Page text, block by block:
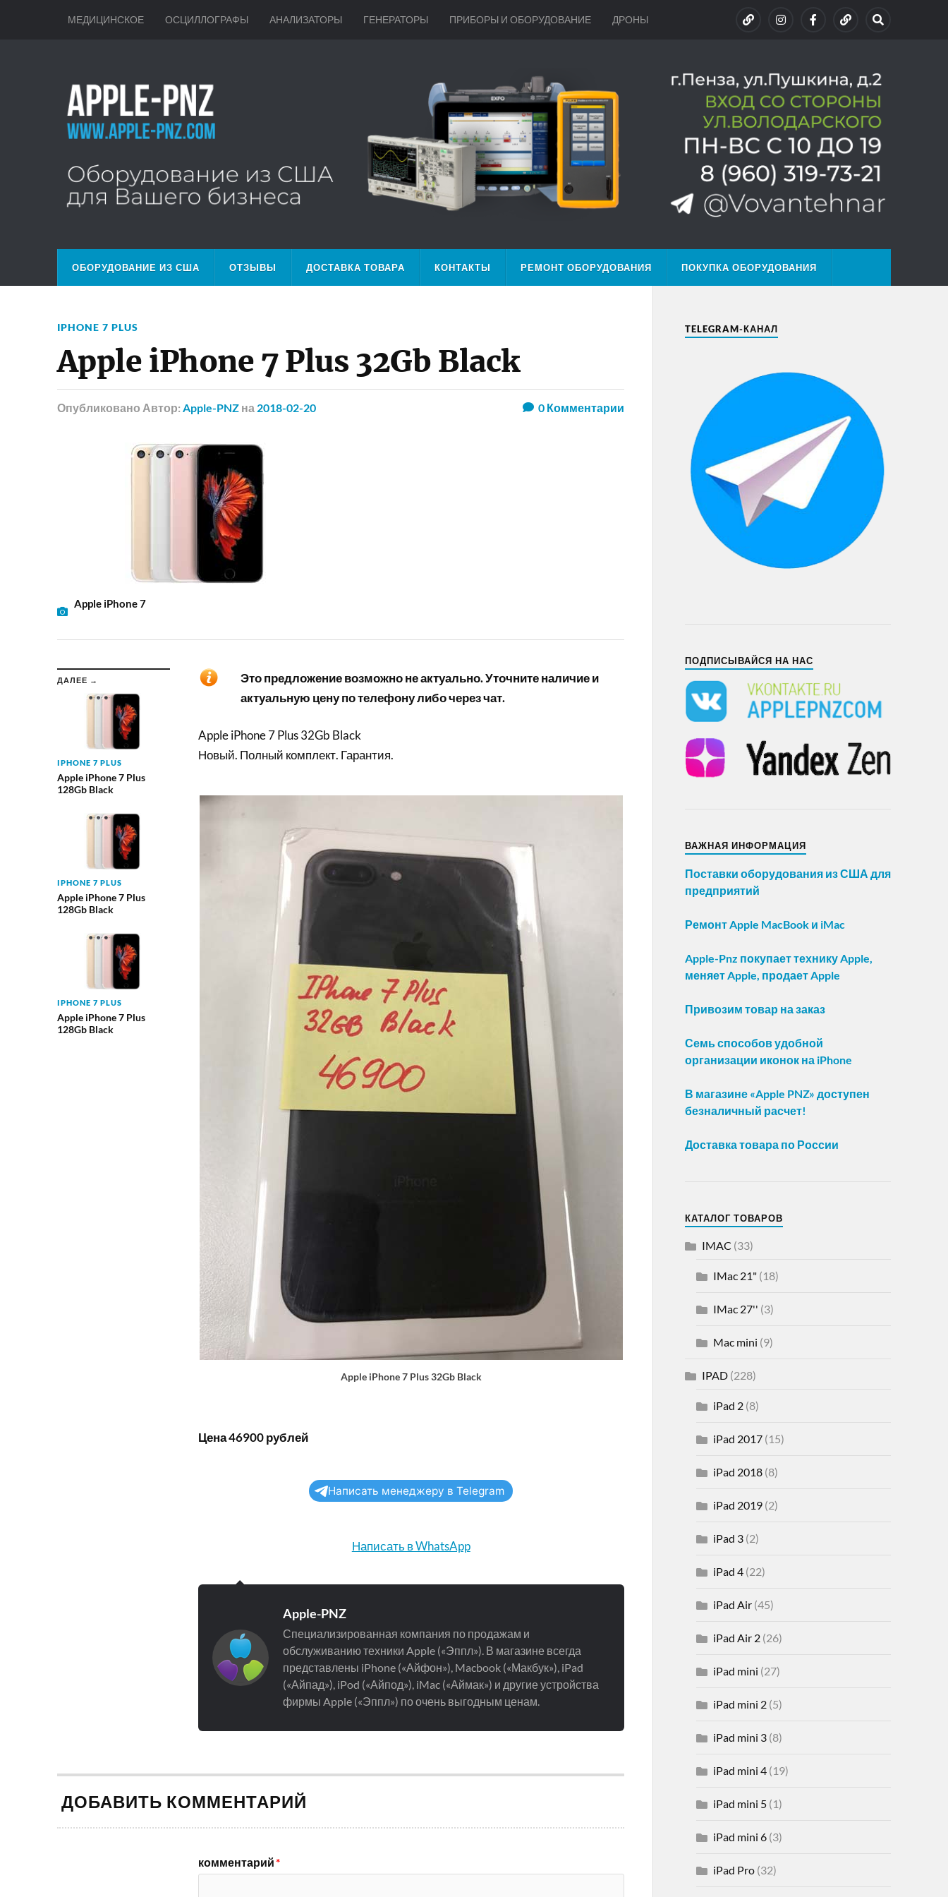
МЕДИЦИНСКОЕ ОСЦИЛЛОГРАФЫ АНАЛИЗАТОРЫ ГЕНЕРАТОРЫ ПРИБОРЫ И ОБОРУДОВАНИЕ ДРОНЫ
ОБОРУДОВАНИЕ ИЗ США ОТЗЫВЫ ДОСТАВКА ТОВАРА КОНТАКТЫ РЕМОНТ ОБОРУДОВАНИЯ ПОКУПКА ОБОРУДОВАНИЯ
IPHONE 7 PLUS
Apple iPhone 7 Plus 32Gb Black
Опубликовано Автор: Apple-PNZ на 2018-02-20 0Комментарии
Apple iPhone 7
ДАЛЕЕ →
IPHONE 7 PLUS
Apple iPhone 7 Plus
128Gb Black
IPHONE 7 PLUS
Apple iPhone 7 Plus
128Gb Black
IPHONE 7 PLUS
Apple iPhone 7 Plus
128Gb Black
Это предложение возможно не актуально. Уточните наличие и
актуальную цену по телефону либо через чат.
Apple iPhone 7 Plus 32Gb Black
Новый. Полный комплект. Гарантия.
Apple iPhone 7 Plus 32Gb Black
Цена 46900 рублей
Написать менеджеру в Telegram
Написать в WhatsApp
Apple-PNZ
Специализированная компания по продажам и
обслуживанию техники Apple («Эппл»). В магазине всегда
представлены iPhone («Айфон»), Macbook («Макбук»), iPad
(«Айпад»), iPod («Айпод»), iMac («Аймак») и другие устройства
фирмы Apple («Эппл») по очень выгодным ценам.
ДОБАВИТЬ КОММЕНТАРИЙ
комментарий*
TELEGRAM-КАНАЛ
ПОДПИСЫВАЙСЯ НА НАС
ВАЖНАЯ ИНФОРМАЦИЯ
Поставки оборудования из США для
предприятий
Ремонт Apple MacBook и iMac
Apple-Pnz покупает технику Apple,
меняет Apple, продает Apple
Привозим товар на заказ
Семь способов удобной
организации иконок на iPhone
В магазине «Apple PNZ» доступен
безналичный расчет!
Доставка товара по России
КАТАЛОГ ТОВАРОВ
IMAC (33)
IMac 21"(18)
IMac 27'' (3)
Mac mini (9)
IPAD(228)
iPad 2(8)
iPad 2017(15)
iPad 2018(8)
iPad 2019(2)
iPad 3(2)
iPad 4(22)
iPad Air(45)
iPad Air 2(26)
iPad mini (27)
iPad mini 2(5)
iPad mini 3(8)
iPad mini 4(19)
iPad mini 5(1)
iPad mini 6(3)
iPad Pro(32)